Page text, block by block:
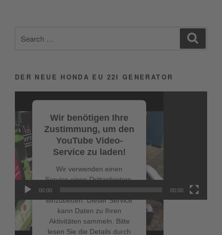
for:
DER NEUE HONDA EU 22I GENERATOR
Wir benötigen Ihre
Zustimmung, um den
YouTube Video-
Service zu laden!
Wir verwenden einen
Service eines Drittanbieters,
einzubetten. Dieser Service
kann Daten zu Ihren
Aktivitäten sammeln. Bitte
lesen Sie die Details durch
00:00 00:00